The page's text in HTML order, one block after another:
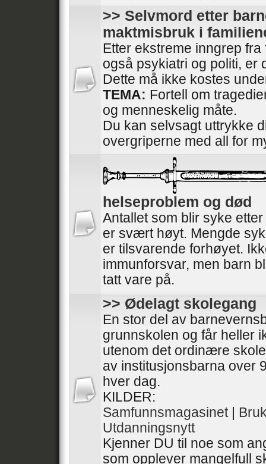
>> Selvmord etter
maktmisbruk i
Etter ekstreme inngrep
også psykiatri og politi, er
Dette må ikke kostes
TEMA: Fortell om
og menneskelig måte.
Du kan selvsagt uttrykke
overgriperne med all for
helseproblem og død
Antallet som blir syke
er svært høyt. Mengde
er tilsvarende forhøyet.
immunforsvar, men barn
tatt vare på.
>> Ødelagt skolegang
En stor del av
grunnskolen og får heller
utenom det ordinære
av institusjonsbarna over
hver dag.
KILDER:
Samfunnsmagasinet|
Utdanningsnytt
Kjenner DU til noe som
som opplever mangelfull